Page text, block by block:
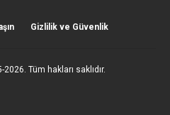
Gizlilik ve Güvenlik
Tüm hakları saklıdır.